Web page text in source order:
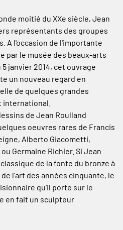
moitié du XXe siècle, Jean
représentants des groupes
A l'occasion de l'importante
par le musée des beaux-arts
5 janvier 2014, cet ouvrage
un nouveau regard en
de quelques grandes
de Jean Roulland
oeuvres rares de Francis
Alberto Giacometti,
Germaine Richier. Si Jean
de la fonte du bronze à
l'art des années cinquante, le
qu'il porte sur le
en fait un sculpteur